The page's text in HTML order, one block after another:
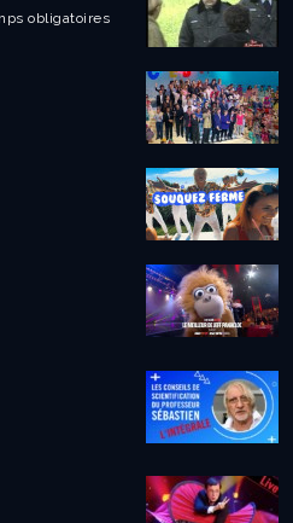
obligatoires